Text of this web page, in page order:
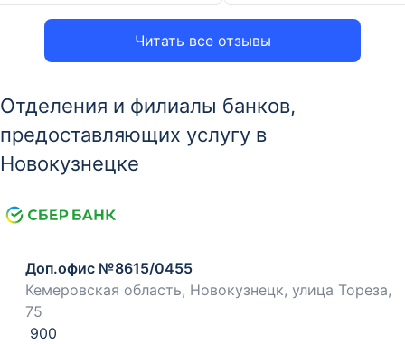
Читать все отзывы
Отделения и филиалы банков,
предоставляющих услугу в
Новокузнецке
Доп.офис №8615/0455
Кемеровская область, Новокузнецк, улица Тореза,
75
900